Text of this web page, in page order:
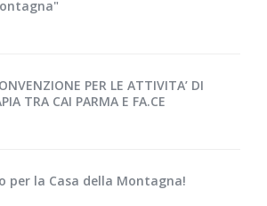
PER LE ATTIVITA’ DI
TRA CAI PARMA E FA.CE
per la Casa della Montagna!